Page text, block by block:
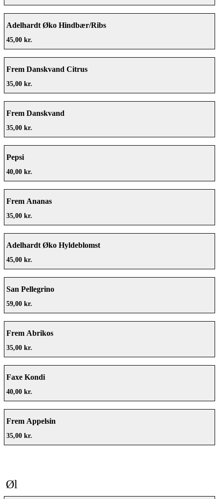
Adelhardt Øko Hindbær/Ribs
45,00 kr.
Frem Danskvand Citrus
35,00 kr.
Frem Danskvand
35,00 kr.
Pepsi
40,00 kr.
Frem Ananas
35,00 kr.
Adelhardt Øko Hyldeblomst
45,00 kr.
San Pellegrino
59,00 kr.
Frem Abrikos
35,00 kr.
Faxe Kondi
40,00 kr.
Frem Appelsin
35,00 kr.
Øl